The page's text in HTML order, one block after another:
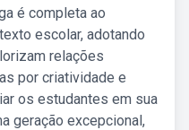
é completa ao
escolar, adotando
relações
por criatividade e
os estudantes em sua
geração excepcional,